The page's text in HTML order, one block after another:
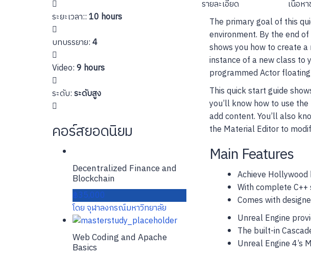
ระยะเวลา::10 hours
บทบรรยาย:4
Video:9 hours
ระดับ:ระดับสูง
คอร์สยอดนิยม
Decentralized Finance and
Blockchain
฿35,000
โดย จุฬาลงกรณ์มหาวิทยาลัย
Web Coding and Apache
Basics
รายละเอียด เนื้อห
The primary goal of this
environment. By the end
shows you how to create
instance of a new class to
programmed Actor
This quick start guide
you’ll know how to use
add content. You’ll also
the Material Editor to
Main Features
Achieve
With complete C++
Comes with
Unreal Engine
The built-in
Unreal Engine 4’s